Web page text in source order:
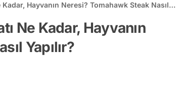
Hayvanın Neresi? Tomahawk Steak Nasıl
Ne Kadar, Hayvanın
Yapılır?